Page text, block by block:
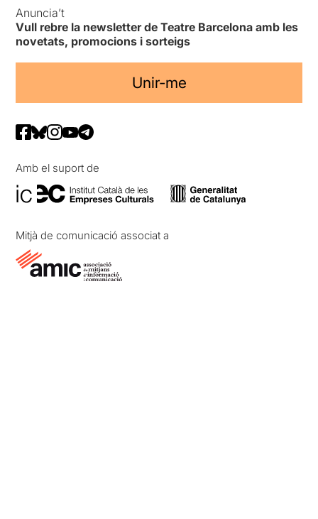
Anuncia’t
Vull rebre la newsletter de Teatre Barcelona amb les
novetats, promocions i sorteigs
Unir-me
Amb el suport de
Mitjà de comunicació associat a